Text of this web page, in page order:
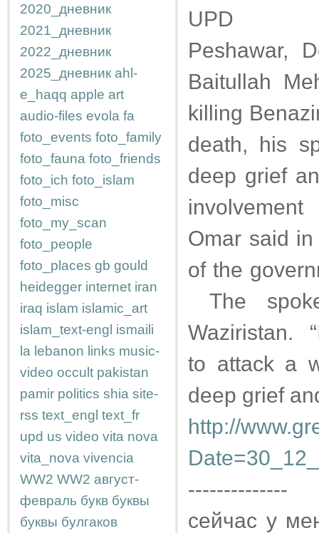
2020_дневник
2021_дневник
2022_дневник
2025_дневник ahl-
e_haqq apple art
audio-files evola fa
foto_events foto_family
foto_fauna foto_friends
foto_ich foto_islam
foto_misc
foto_my_scan
foto_people
foto_places gb gould
heidegger internet iran
iraq islam islamic_art
islam_text-engl ismaili
la lebanon links music-
video occult pakistan
pamir politics shia site-
rss text_engl text_fr
upd us video vita nova
vita_nova vivencia
WW2 WW2 август-
февраль букв буквы
буквы булгаков
UPD
Peshawar,
Baitullah
killing
death, his
deep grief
Omar said
of the
The
Waziristan.
to attack a
deep grief
http://
--------------
сейчас у